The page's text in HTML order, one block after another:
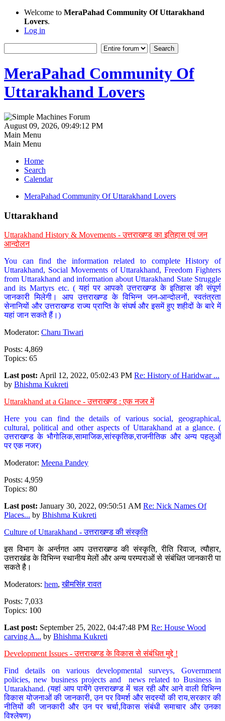
Welcome to MeraPahad Community Of Uttarakhand
Lovers.
Log in
MeraPahad Community Of
Uttarakhand Lovers
August 09, 2026, 09:49:12 PM
Main Menu
Main Menu
Home
Search
Calendar
MeraPahad Community Of Uttarakhand Lovers
Uttarakhand
Uttarakhand History & Movements - उत्तराखण्ड का इतिहास एवं जन
आन्दोलन
You can find the information related to complete History of
Uttarakhand, Social Movements of Uttarakhand, Freedom Fighters
from Uttarakhand and information about Uttarakhand State Struggle
and its Martyrs etc. ( यहां पर आपको उत्तराखण्ड के इतिहास की संपूर्ण
जानकारी मिलेगी। आप उत्तराखण्ड के विभिन्न जन-आन्दोलनों, स्वतंत्रता
सेनानियों और उत्तराखण्ड राज्य प्राप्ति के संघर्ष और इसमें हुए शहीदों के बारे में
यहां जान सकते हैं।)
Moderator: Charu Tiwari
Posts: 4,869
Topics: 65
Last post: April 12, 2022, 05:02:43 PM Re: History of Haridwar ...
by Bhishma Kukreti
Uttarakhand at a Glance - उत्तराखण्ड : एक नजर में
Here you can find the details of various social, geographical,
cultural, political and other aspects of Uttarakhand at a glance. (
उत्तराखण्ड के भौगोलिक,सामाजिक,सांस्कृतिक,राजनीतिक और अन्य पहलुओं
पर एक नजर)
Moderator: Meena Pandey
Posts: 4,959
Topics: 80
Last post: January 30, 2022, 09:50:51 AM Re: Nick Names Of
Places... by Bhishma Kukreti
Culture of Uttarakhand - उत्तराखण्ड की संस्कृति
इस विभाग के अर्न्तगत आप उत्तराखण्ड की संस्कृति, रीति रिवाज, त्यौहार,
उत्तराखंड के विभिन्न स्थानीय मेलों और अन्य परम्पराओं से संबंधित जानकारी पा
सकते है।
Moderators: hem,खीमसिंह रावत
Posts: 7,033
Topics: 100
Last post: September 25, 2022, 04:47:48 PM Re: House Wood
carving A... by Bhishma Kukreti
Development Issues - उत्तराखण्ड के विकास से संबंधित मुद्दे !
Find details on various developmental surveys, Government
policies, new business projects and news related to Business in
Uttarakhand. (यहां आप पायेंगे उत्तराखण्ड में चल रही और आने वाली विभिन्न
विकास योजनाओं की जानकारी, उन पर विमर्श और सदस्यों की राय,सरकार की
नीतियों की जानकारी और उन पर चर्चा,विकास संबंधी समाचार और उनका
विश्लेषण)